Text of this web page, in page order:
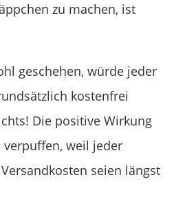
zu machen, ist
geschehen, würde jeder
kostenfrei
Die positive Wirkung
weil jeder
seien längst